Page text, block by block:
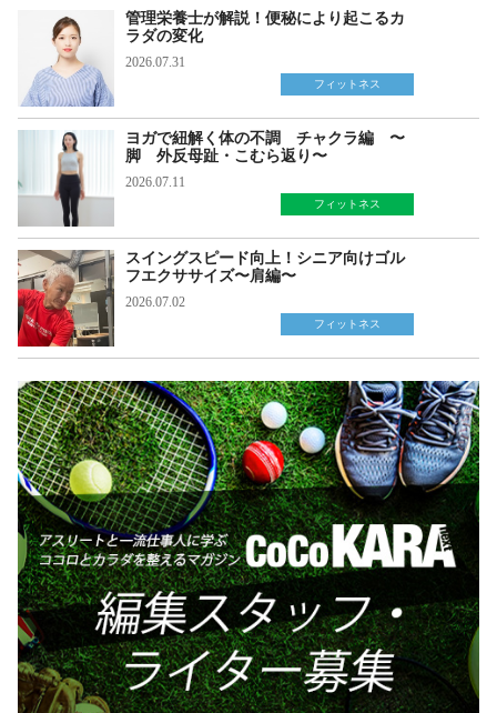
管理栄養士が解説！便秘により起こるカ
ラダの変化
2026.07.31
フィットネス
ヨガで紐解く体の不調 チャクラ編 〜
脚 外反母趾・こむら返り〜
2026.07.11
フィットネス
スイングスピード向上！シニア向けゴル
フエクササイズ〜肩編〜
2026.07.02
フィットネス